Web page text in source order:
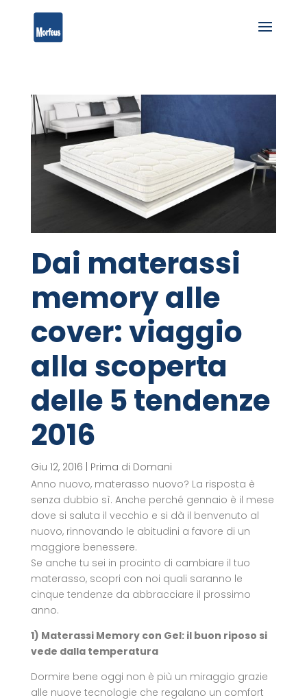
Dai materassi
memory alle
cover: viaggio
alla scoperta
delle 5 tendenze
2016
Giu 12, 2016 | Prima di Domani
Anno nuovo, materasso nuovo? La risposta è
senza dubbio sì. Anche perché gennaio è il mese
dove si saluta il vecchio e si dà il benvenuto al
nuovo, rinnovando le abitudini a favore di un
maggiore benessere.
Se anche tu sei in procinto di cambiare il tuo
materasso, scopri con noi quali saranno le
cinque tendenze da abbracciare il prossimo
anno.
1) Materassi Memory con Gel: il buon riposo si
vede dalla temperatura
Dormire bene oggi non è più un miraggio grazie
alle nuove tecnologie che regalano un comfort